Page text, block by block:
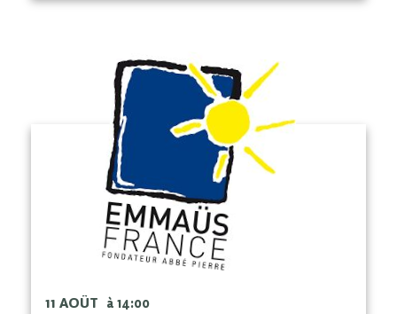
11 AOÛT à 14:00